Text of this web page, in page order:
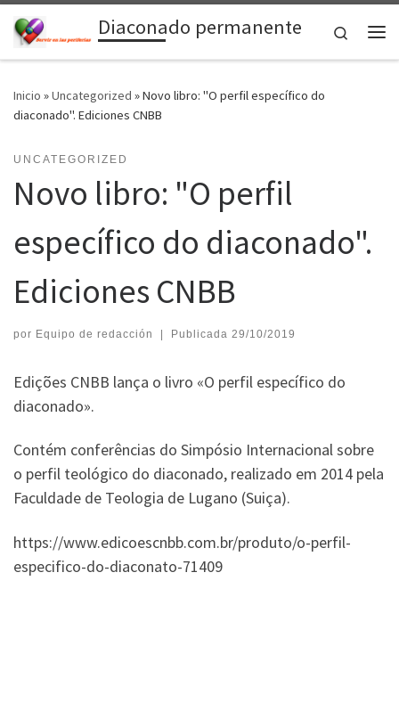
Saltar al contenidoDiaconado permanente
Search
Inicio »Uncategorized »Novo libro: "O perfil específico do
diaconado". Ediciones CNBB
UNCATEGORIZED
Novo libro: "O perfil
específico do diaconado".
Ediciones CNBB
por Equipo de redacción | Publicada 29/10/2019
Edições CNBB lança o livro «O perfil específico do
diaconado».
Contém conferências do Simpósio Internacional sobre
o perfil teológico do diaconado, realizado em 2014 pela
Faculdade de Teologia de Lugano (Suiça).
https://www.edicoescnbb.com.br/produto/o-perfil-
especifico-do-diaconato-71409